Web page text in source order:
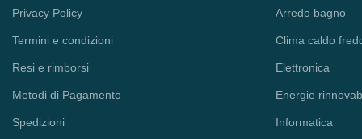
Privacy Policy
Termini e condizioni
Resi e rimborsi
Metodi di Pagamento
Spedizioni
Arredo bagno
Clima caldo
Elettronica
Energie
Informatica